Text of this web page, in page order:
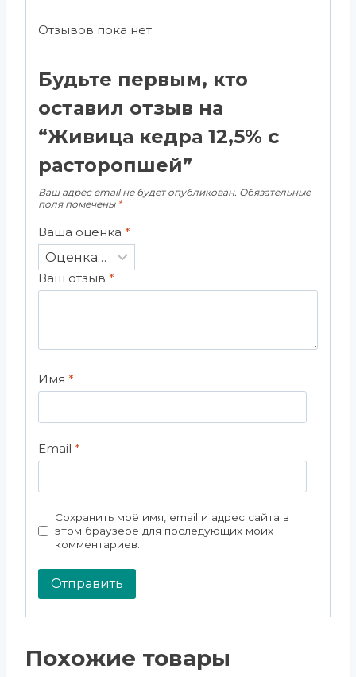
Отзывов пока нет.
Будьте первым, кто
оставил отзыв на
“Живица кедра 12,5% с
расторопшей”
Ваш адрес email не будет опубликован. Обязательные
поля помечены *
Ваша оценка *
Ваш отзыв *
Имя *
Email *
Сохранить моё имя, email и адрес сайта в
этом браузере для последующих моих
комментариев.
Похожие товары